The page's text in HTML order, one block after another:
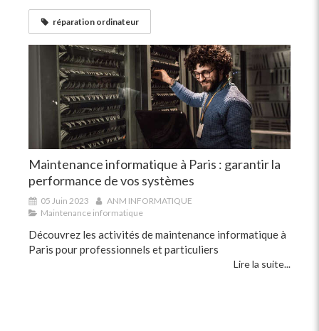
réparation ordinateur
Maintenance informatique à Paris : garantir la
performance de vos systèmes
05 Juin 2023
ANM INFORMATIQUE
Maintenance informatique
Découvrez les activités de maintenance informatique à
Paris pour professionnels et particuliers
Lire la suite...